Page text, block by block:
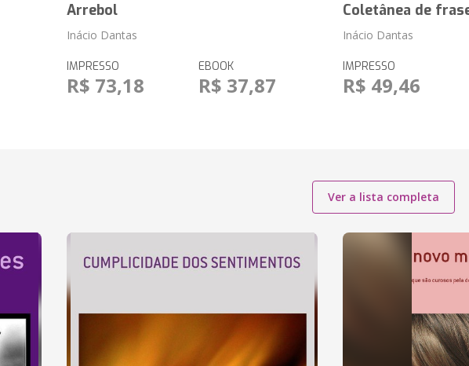
Arrebol
Inácio Dantas
IMPRESSO
R$ 73,18
EBOOK
R$ 37,87
Coletânea de
Inácio Dantas
IMPRESSO
R$ 49,46
Ver a lista completa